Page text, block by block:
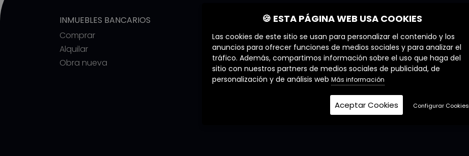
INMUEBLES BANCARIOS
Comprar
Alquilar
Obra nueva
Quiénes Somos
Nuestros Servicios
Nuestros Agentes
Trabaja con nosotros
LEGALES
Aviso Legal y Condiciones de
Uso
Política de Privacidad
Política de Cookies
🍪 ESTA PÁGINA WEB USA COOKIES
Las cookies de este sitio se usan para personalizar el contenido y los
anuncios para ofrecer funciones de medios sociales y para analizar el
tráfico. Además, compartimos información sobre el uso que haga del
sitio con nuestros partners de medios sociales de publicidad, de
personalización y de análisis web Más información
Aceptar Cookies Configurar Cookies